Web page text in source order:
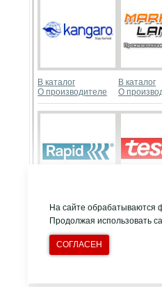
В каталог
О производителе
В каталог
О
В каталог
О производителе
В каталог
О
Развернуть
На сайте обрабатываются
Продолжая использовать
СОГЛАСЕН